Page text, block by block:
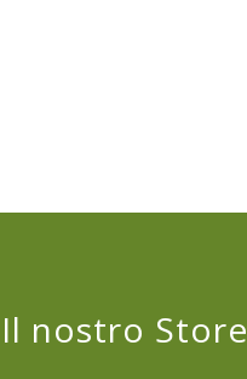
Il nostro Store